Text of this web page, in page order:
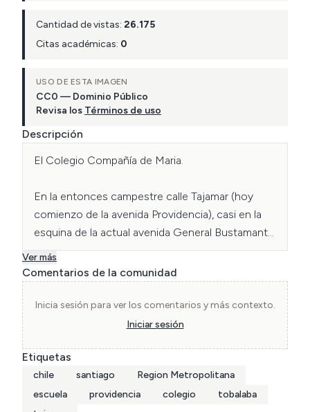
Cantidad de vistas: 26.175
Citas académicas: 0
USO DE ESTA IMAGEN
CC0 — Dominio Público
Revisa los Términos de uso
Descripción
El Colegio Compañía de Maria.
En la entonces campestre calle Tajamar (hoy
comienzo de la avenida Providencia), casi en la
esquina de la actual avenida General Bustamante,
antigua Las Quintas, en la misma Plaza Italia,
ahora Baquedano, tenía su propiedad agrícola de
cinco cuadras, hacia el Oriente, don Juan Agustín
Alcalde Ugarte, Conde de Quinta Alegre. Este
caballero vendió en 1871 la última parte del viejo
Compañía de María o Buena Enseñanza, cuyas
religiosas habían llegado de Mendoza, Argentina,
tres años antes, con el objeto de fundar un
Ver más
Comentarios de la comunidad
Inicia sesión para ver los comentarios y más contexto.
Iniciar sesión
Etiquetas
chile santiago
Region Metropolitana
escuela
providencia colegio
tobalaba